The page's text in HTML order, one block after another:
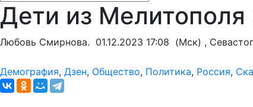
Дети из
Любовь Смирнова. 01.12.2023 17:08 (Мск) ,
Демография, Дзен, Общество, Политика, Россия,